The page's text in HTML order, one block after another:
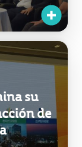
su
de